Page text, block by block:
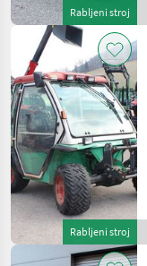
Rabljeni stroj
Rabljeni stroj